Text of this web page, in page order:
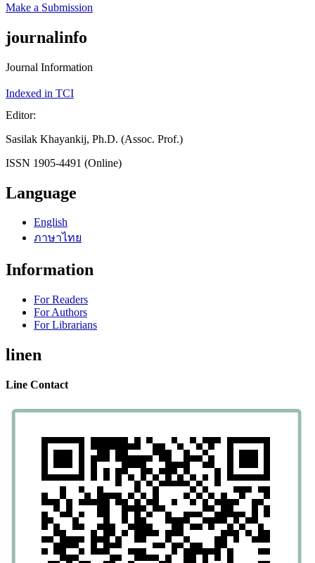
Make a Submission
journalinfo
Journal Information
Indexed in TCI
Editor:
Sasilak Khayankij, Ph.D. (Assoc. Prof.)
ISSN 1905-4491 (Online)
Language
English
ภาษาไทย
Information
For Readers
For Authors
For Librarians
linen
Line Contact